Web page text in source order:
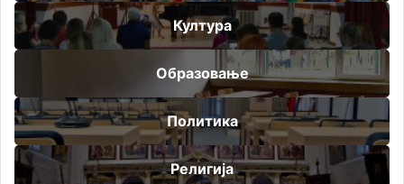
Култура
Образовање
Политика
Религија